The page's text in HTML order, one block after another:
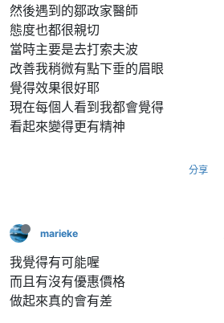
然後遇到的鄒政家醫師
態度也都很親切
當時主要是去打索夫波
改善我稍微有點下垂的眉眼
覺得效果很好耶
現在每個人看到我都會覺得
看起來變得更有精神
分享
marieke
我覺得有可能喔
而且有沒有優惠價格
做起來真的會有差